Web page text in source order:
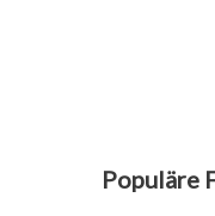
Populäre